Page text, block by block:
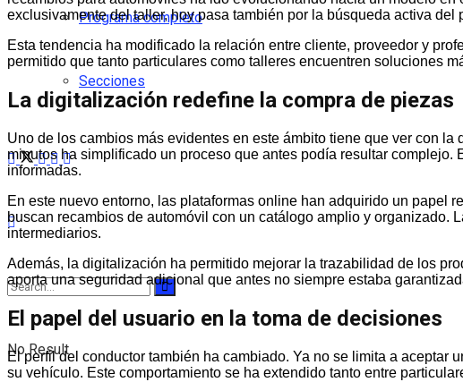
Programa completo
Secciones
No Result
exclusivamente del taller, hoy pasa también por la búsqueda activa
Esta tendencia ha modificado la relación entre cliente, proveedor y
permitido que tanto particulares como talleres encuentren soluciones
La digitalización redefine la compra de piezas
Uno de los cambios más evidentes en este ámbito tiene que ver con
minutos ha simplificado un proceso que antes podía resultar
informadas.
En este nuevo entorno, las plataformas online han adquirido un papel
buscan recambios de automóvil con un catálogo amplio y organizado.
intermediarios.
Además, la digitalización ha permitido mejorar la trazabilidad de los
aporta una seguridad adicional que antes no siempre estaba
El papel del usuario en la toma de decisiones
El perfil del conductor también ha cambiado. Ya no se limita a
su vehículo. Este comportamiento se ha extendido tanto entre